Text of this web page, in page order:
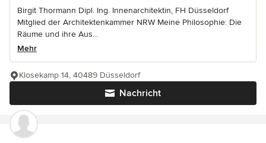
Birgit Thormann Dipl. Ing. Innenarchitektin, FH Düsseldorf
Mitglied der Architektenkammer NRW Meine Philosophie: Die
Räume und ihre Aus...
Mehr
Nachricht
Klosekamp 14, 40489 Düsseldorf